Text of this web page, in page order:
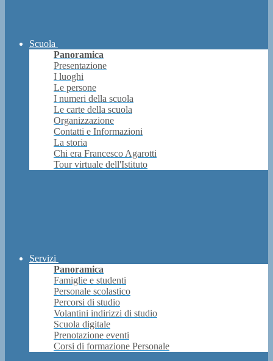
Scuola
Panoramica
Presentazione
I luoghi
Le persone
I numeri della scuola
Le carte della scuola
Organizzazione
Contatti e Informazioni
La storia
Chi era Francesco Agarotti
Tour virtuale dell'Istituto
Servizi
Panoramica
Famiglie e studenti
Personale scolastico
Percorsi di studio
Volantini indirizzi di studio
Scuola digitale
Prenotazione eventi
Corsi di formazione Personale